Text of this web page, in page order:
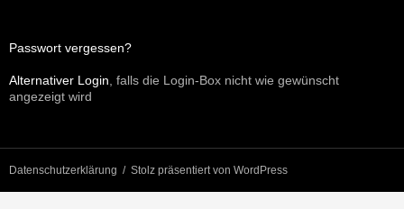
Passwort vergessen?
Alternativer Login , falls die Login-Box nicht wie gewünscht
angezeigt wird
Datenschutzerklärung Stolz präsentiert von WordPress